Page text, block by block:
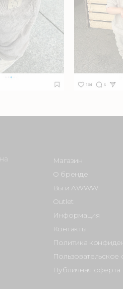
Магазин
О бренде
Вы и AWWW
Outlet
Информация
Контакты
Политика
Пользовательское
Публичная оферта